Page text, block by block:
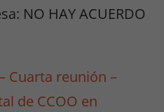
NO HAY ACUERDO
Cuarta reunión –
de CCOO en